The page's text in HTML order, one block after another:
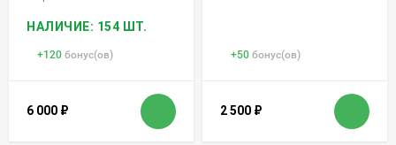
НАЛИЧИЕ: 154 ШТ.
+120 бонус(ов)
6 000 ₽
+50 бонус(ов)
2 500 ₽